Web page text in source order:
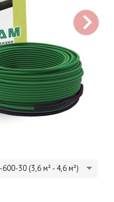
30 (3,6 м² - 4,6 м²)